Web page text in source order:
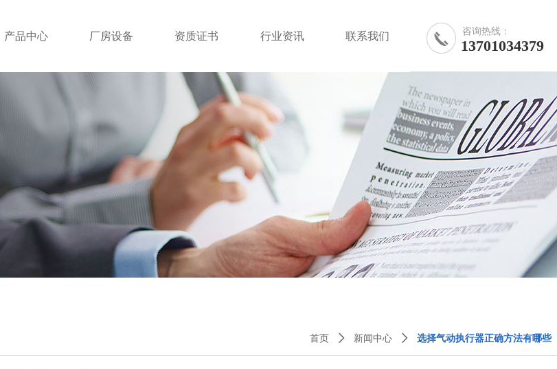
产品中心 厂房设备 资质证书
资质证书
行业资讯
行业资讯
联系我们
联系我们
咨询热线：
13701034379
首页 ꄲ 新闻中心 ꄲ 选择气动执行器正确方法有哪些